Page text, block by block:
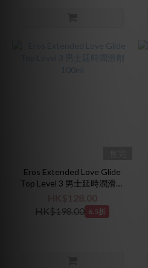
Eros Extended Love Glide
Top Level 3 男士延時潤滑劑
HK$198.00 6.5折